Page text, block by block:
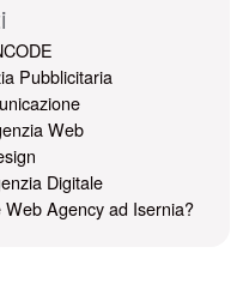
Pubblicitaria
Web
Digitale
Agency ad Isernia?